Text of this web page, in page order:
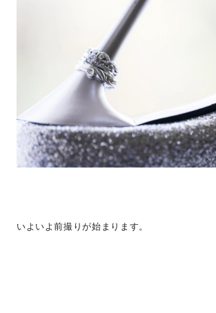
いよいよ前撮りが始まります。